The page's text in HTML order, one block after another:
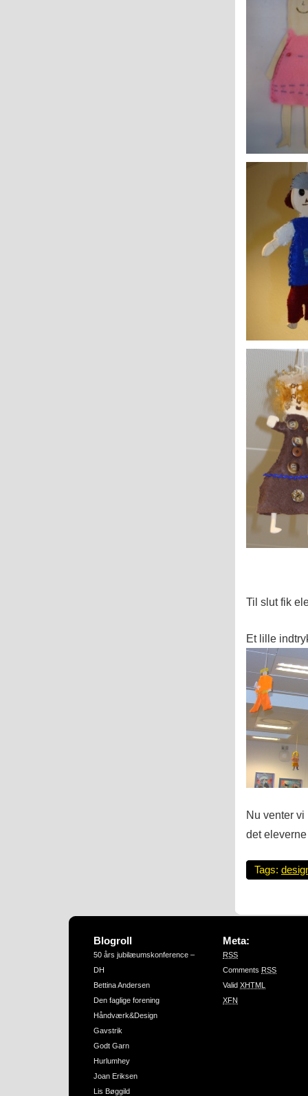
Til slut fik
Et lille
Nu venter
det
Tags:
Blogroll
50 års jubilæumskonference –
DH
Bettina Andersen
Den faglige forening
Håndværk&Design
Gavstrik
Godt Garn
Hurlumhey
Joan Eriksen
Lis Bøggild
Meta:
RSS
Comments RSS
Valid XHTML
XFN